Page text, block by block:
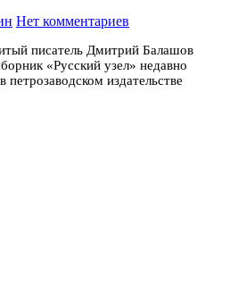
Нет комментариев
писатель Дмитрий Балашов
«Русский узел» недавно
петрозаводском издательстве